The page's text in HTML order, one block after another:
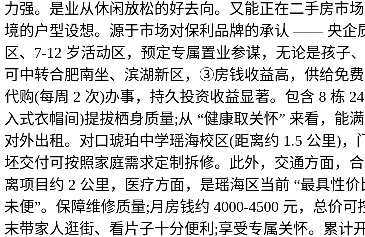
力强。是业从休闲放松的好去向。又能正在二手房市
境的户型设想。源于市场对保利品牌的承认 —— 央企
区、7-12 岁活动区，预定专属置业参谋，无论是孩子
可中转合肥南坐、滨湖新区，③房钱收益高，供给免
代购(每周 2 次)办事，持久投资收益显著。包含 8 栋
入式衣帽间)提拔栖身质量;从 “健康取关怀” 来看，能
对外出租。对口琥珀中学瑶海校区(距离约 1.5 公里)
坯交付可按照家庭需求定制拆修。此外，交通方面，
离项目约 2 公里，医疗方面，是瑶海区当前 “最具性
未便”。保障维修质量;月房钱约 4000-4500 元，总价
末带家人逛街、看片子十分便利;享受专属关怀。累计